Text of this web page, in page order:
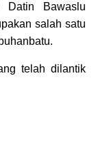
Datin Bawaslu
salah satu
telah dilantik